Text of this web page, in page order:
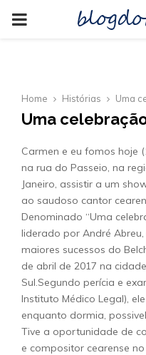
PRIMARY
Home Histórias Uma
Uma
Carmen e eu fomos hoje
na rua do Passeio, na
Janeiro, assistir a um
ao saudoso cantor
Denominado “Uma
liderado por André
maiores sucessos do
de abril de 2017 na
Sul.Segundo perícia e
Instituto Médico Legal),
enquanto dormia,
Tive a oportunidade de
e compositor cearense